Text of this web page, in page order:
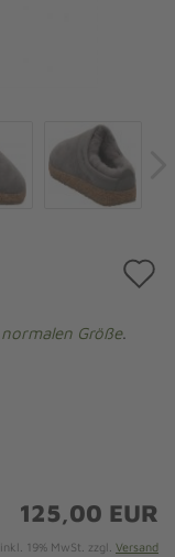
normalen Größe.
125,00 EUR
inkl. 19% MwSt. zzgl. Versand